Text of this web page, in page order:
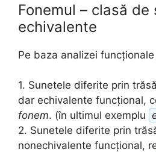
Fonemul – clasă de
echivalente
Pe baza analizei
1. Sunetele diferite prin
dar echivalente funcțional,
fonem. (în ultimul exemplu
2. Sunetele diferite prin
nonechivalente funcțional,